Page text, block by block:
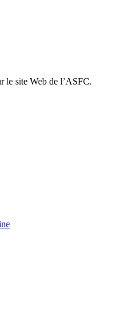
le site Web de l’ASFC.